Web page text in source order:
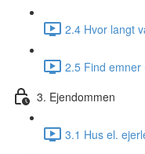
2.4 Hvor langt
2.5 Find emner
3. Ejendommen
3.1 Hus el.